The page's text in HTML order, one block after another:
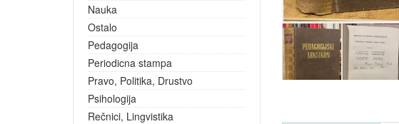
Nauka
Ostalo
Pedagogija
Periodicna stampa
Pravo, Politika, Drustvo
Psihologija
Rečnici, Lingvistika